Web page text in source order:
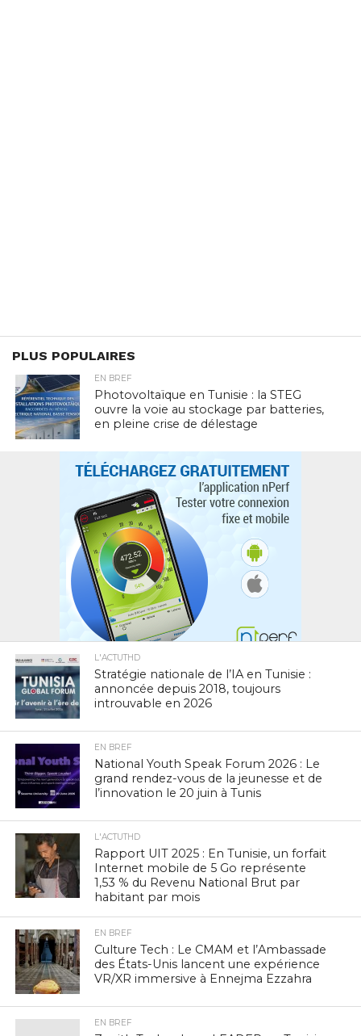
PLUS POPULAIRES
EN BREF
Photovoltaïque en Tunisie : la STEG
ouvre la voie au stockage par batteries,
en pleine crise de délestage
L'ACTUTHD
Stratégie nationale de l’IA en Tunisie :
annoncée depuis 2018, toujours
introuvable en 2026
EN BREF
National Youth Speak Forum 2026 : Le
grand rendez-vous de la jeunesse et de
l’innovation le 20 juin à Tunis
L'ACTUTHD
Rapport UIT 2025 : En Tunisie, un forfait
Internet mobile de 5 Go représente
1,53 % du Revenu National Brut par
habitant par mois
EN BREF
Culture Tech : Le CMAM et l’Ambassade
des États-Unis lancent une expérience
VR/XR immersive à Ennejma Ezzahra
EN BREF